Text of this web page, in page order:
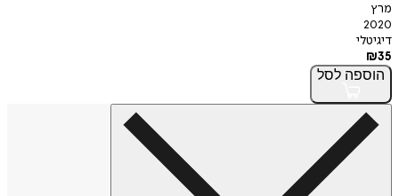
מרץ
2020
דיגיטלי
₪35
הוספה לסל